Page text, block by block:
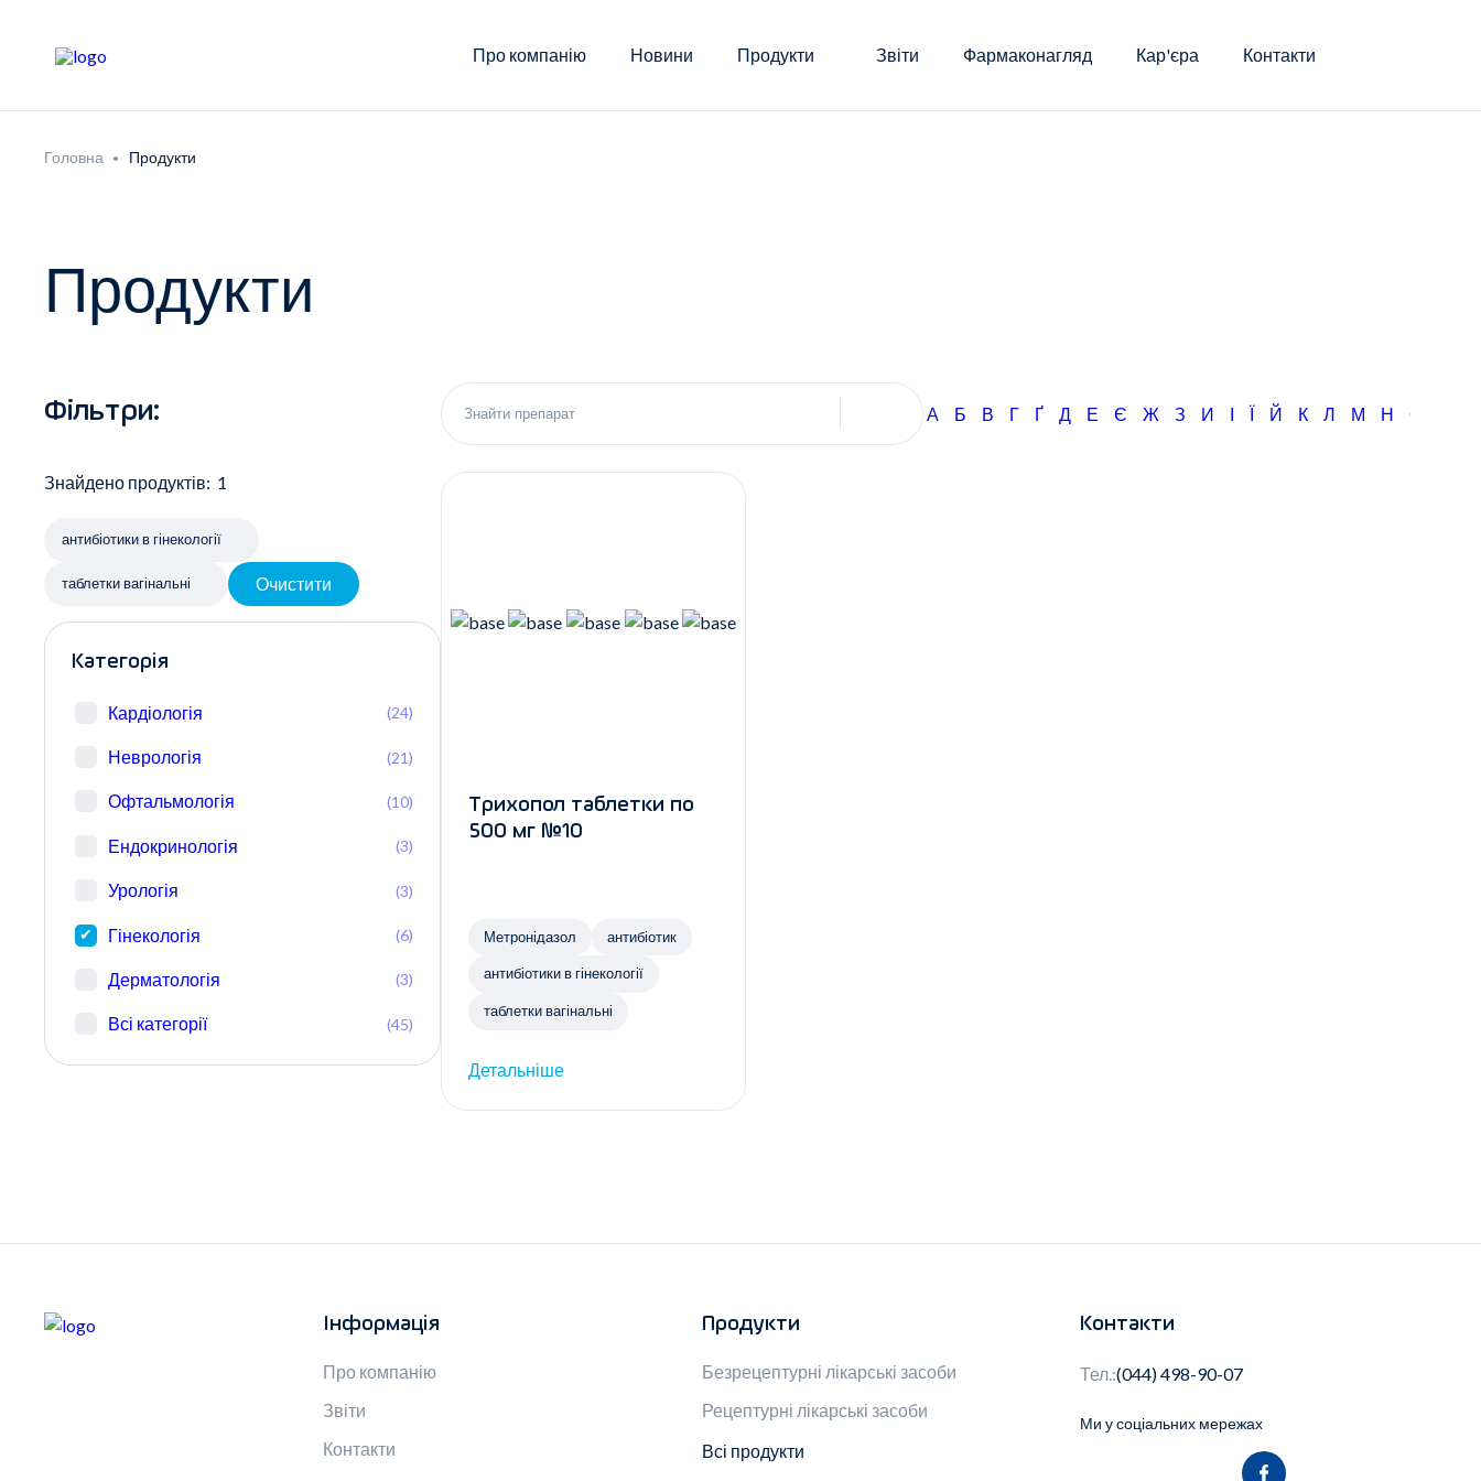
Про компанію Новини Продукти Звіти Фармаконагляд Кар'єра Контакти
Головна Продукти
Продукти
Фільтри:
Знайдено продуктів: 1
антибіотики в гінекології
таблетки вагінальні Очистити
Категорія
Кардіологія (24)
Неврологія (21)
Офтальмологія (10)
Ендокринологія (3)
Урологія (3)
Гінекологія (6)
Дерматологія (3)
Всі категорії (45)
А Б В Г Ґ Д Е Є Ж З И І Ї Й К Л М Н О
Трихопол таблетки по
500 мг №10
Метронідазол антибіотик
антибіотики в гінекології
таблетки вагінальні
Детальніше
Інформація
Про компанію
Звіти
Контакти
Продукти
Безрецептурні лікарські засоби
Рецептурні лікарські засоби
Всі продукти
Контакти
Тел.:(044) 498-90-07
Ми у соціальних мережах